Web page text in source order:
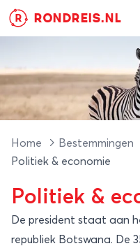
R RONDREIS.NL
Home Bestemmingen
Politiek & economie
Politiek &
De president staat aan
republiek Botswana. De